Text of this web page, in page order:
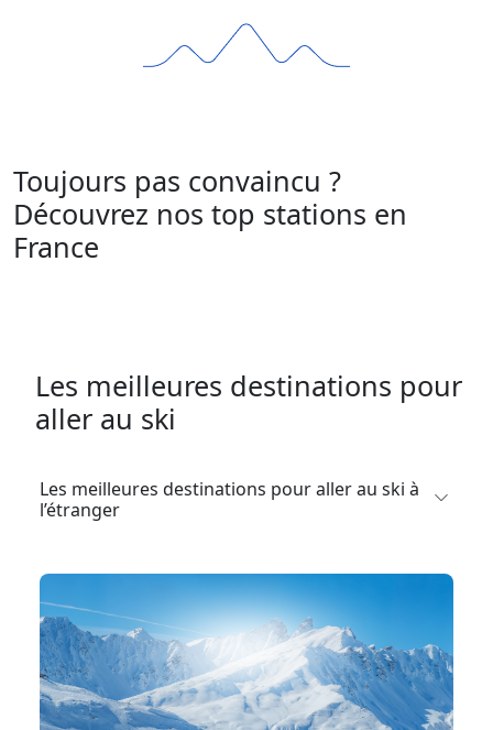
Toujours pas convaincu ?
Découvrez nos top stations en
France
Les meilleures destinations pour
aller au ski
Les meilleures destinations pour aller au ski à
l’étranger